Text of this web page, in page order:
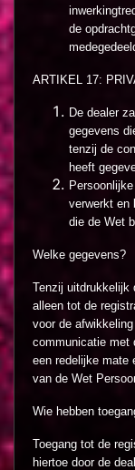
de
ARTIKEL 17:
De dealer
gegevens
tenzij de
heeft
verwerkt en
die de Wet
Welke gegevens?
Tenzij uitdrukkelijk
alleen tot de
voor de
communicatie met
een redelijke mate
van de Wet
Wie hebben
Toegang tot de
hiertoe door de